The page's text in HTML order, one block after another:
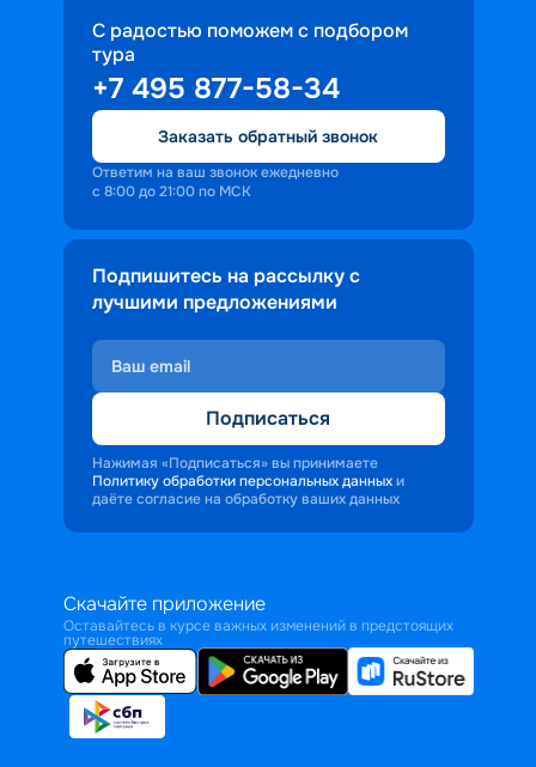
С радостью поможем с подбором
тура
+7 495 877-58-34
Заказать обратный звонок
Ответим на ваш звонок ежедневно
с 8:00 до 21:00 по МСК
Подпишитесь на рассылку с
лучшими предложениями
Подписаться
Нажимая «Подписаться» вы принимаете
Политику обработки персональных данных и
даёте согласие на обработку ваших данных
Скачайте приложение
Оставайтесь в курсе важных изменений в предстоящих
путешествиях